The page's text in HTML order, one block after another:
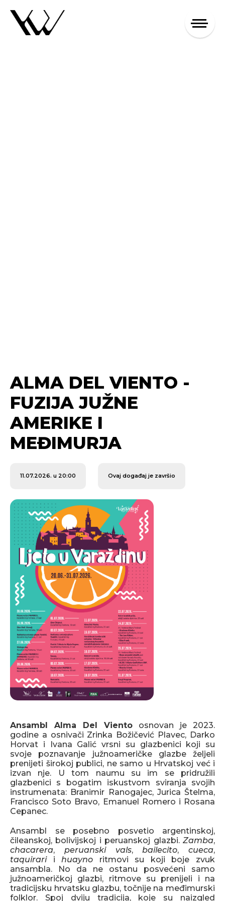
ALMA DEL VIENTO -
FUZIJA JUŽNE
AMERIKE I
MEĐIMURJA
11.07.2026. u 20:00 Ovaj događaj je završio
Ansambl Alma Del Viento osnovan je 2023.
godine a osnivači Zrinka Božičević Plavec, Darko
Horvat i Ivana Galić vrsni su glazbenici koji su
svoje poznavanje južnoameričke glazbe željeli
prenijeti širokoj publici, ne samo u Hrvatskoj već i
izvan nje. U tom naumu su im se pridružili
glazbenici s bogatim iskustvom sviranja svojih
instrumenata: Branimir Ranogajec, Jurica Štelma,
Francisco Soto Bravo, Emanuel Romero i Rosana
Cepanec.
Ansambl se posebno posvetio argentinskoj,
čileanskoj, bolivijskoj i peruanskoj glazbi. Zamba,
chacarera, peruanski vals,bailecito, cueca,
taquirari ihuayno ritmovi su koji boje zvuk
ansambla. No da ne ostanu posvećeni samo
južnoameričkoj glazbi, ritmove su prenijeli i na
tradicijsku hrvatsku glazbu, točnije na međimurski
folklor. Spoj dviju tradicija, koje su naizgled